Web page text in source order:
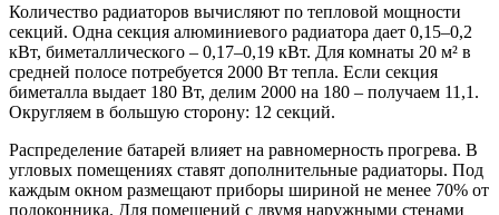
Количество радиаторов вычисляют по тепловой мощности
секций. Одна секция алюминиевого радиатора дает 0,15–0,2
кВт, биметаллического – 0,17–0,19 кВт. Для комнаты 20 м² в
средней полосе потребуется 2000 Вт тепла. Если секция
биметалла выдает 180 Вт, делим 2000 на 180 – получаем 11,1.
Округляем в большую сторону: 12 секций.
Распределение батарей влияет на равномерность прогрева. В
угловых помещениях ставят дополнительные радиаторы. Под
каждым окном размещают приборы шириной не менее 70% от
подоконника. Для помещений с двумя наружными стенами